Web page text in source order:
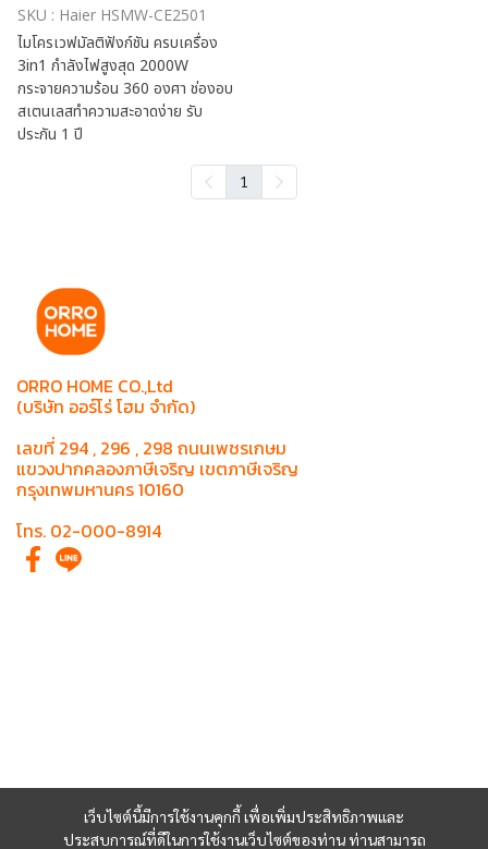
SKU : Haier HSMW-CE2501
ไมโครเวฟมัลติฟังก์ชัน ครบเครื่อง
3in1 กำลังไฟสูงสุด 2000W
กระจายความร้อน 360 องศา ช่องอบ
สเตนเลสทำความสะอาดง่าย รับ
ประกัน 1 ปี
1
เว็บไซต์นี้มีการใช้งานคุกกี้ เพื่อเพิ่มประสิทธิภาพและ
ประสบการณ์ที่ดีในการใช้งานเว็บไซต์ของท่าน ท่านสามารถ
ORRO HOME CO.,Ltd
(บริษัท ออร์โร่ โฮม จำกัด)
เลขที่ 294 , 296 , 298 ถนนเพชรเกษม
แขวงปากคลองภาษีเจริญ เขตภาษีเจริญ
กรุงเทพมหานคร 10160
โทร. 02-000-8914